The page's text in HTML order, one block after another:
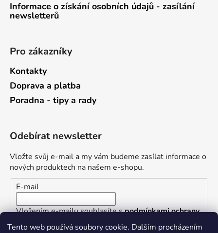
Tento web používá soubory cookie. Dalším procházením
Informace o získání osobních údajů - zasílání
newsletterů
Pro zákazníky
Kontakty
Doprava a platba
Poradna - tipy a rady
Odebírat newsletter
Vložte svůj e-mail a my vám budeme zasílat informace o
nových produktech na našem e-shopu.
E-mail
Vložením e-mailu souhlasíte spodmínkami ochrany
osobních údajů